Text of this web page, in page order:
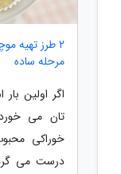
مرحله ساده
اگر اولین
تان می
خوراکی
درست می